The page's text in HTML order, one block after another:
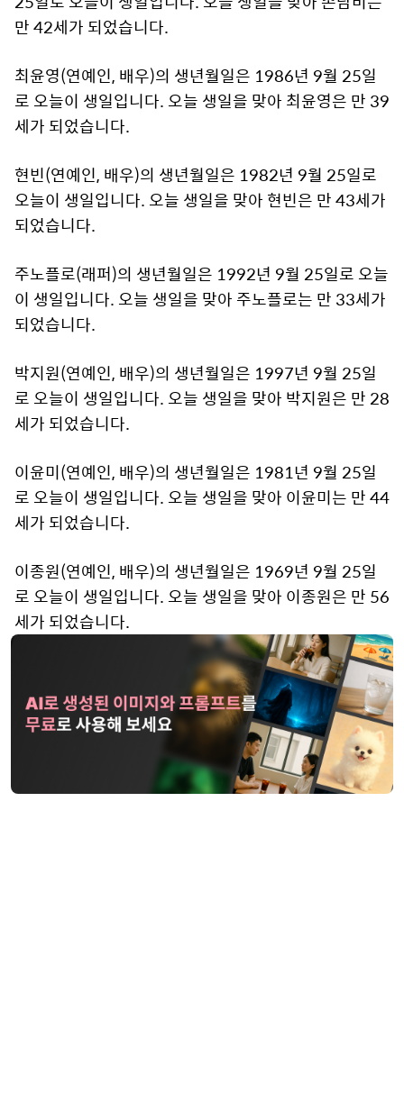
만 42세가 되었습니다.
최윤영(연예인, 배우)의 생년월일은 1986년 9월 25일
로 오늘이 생일입니다. 오늘 생일을 맞아 최윤영은 만 39
세가 되었습니다.
현빈(연예인, 배우)의 생년월일은 1982년 9월 25일로
오늘이 생일입니다. 오늘 생일을 맞아 현빈은 만 43세가
되었습니다.
주노플로(래퍼)의 생년월일은 1992년 9월 25일로 오늘
이 생일입니다. 오늘 생일을 맞아 주노플로는 만 33세가
되었습니다.
박지원(연예인, 배우)의 생년월일은 1997년 9월 25일
로 오늘이 생일입니다. 오늘 생일을 맞아 박지원은 만 28
세가 되었습니다.
이윤미(연예인, 배우)의 생년월일은 1981년 9월 25일
로 오늘이 생일입니다. 오늘 생일을 맞아 이윤미는 만 44
세가 되었습니다.
이종원(연예인, 배우)의 생년월일은 1969년 9월 25일
로 오늘이 생일입니다. 오늘 생일을 맞아 이종원은 만 56
세가 되었습니다.